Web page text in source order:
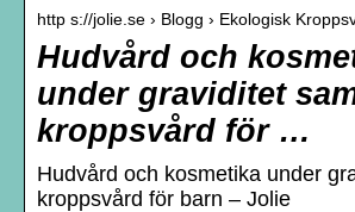
http s://jolie.se › Blogg › Ekologisk
Hudvård och
under graviditet
kroppsvård för …
Hudvård och kosmetika under
kroppsvård för barn – Jolie